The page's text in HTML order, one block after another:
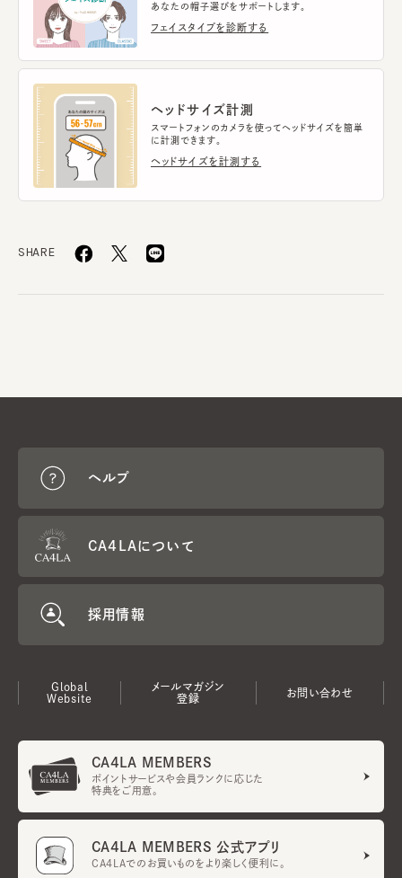
あなたの帽子選びをサポートします。
フェイスタイプを診断する
ヘッドサイズ計測
スマートフォンのカメラを使ってヘッドサイズを簡単
に計測できます。
ヘッドサイズを計測する
SHARE
ヘルプ
CA4LAについて
採用情報
Global
Website
メールマガジン
登録
お問い合わせ
CA4LA MEMBERS
ポイントサービスや会員ランクに応じた
特典をご用意。
CA4LA MEMBERS 公式アプリ
CA4LAでのお買いものをより楽しく便利に。